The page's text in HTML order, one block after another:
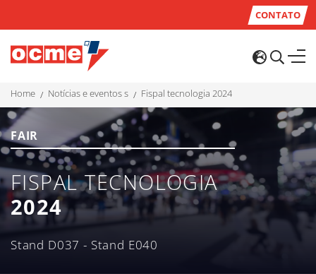
CONTATO
home notícias e eventos s fispal tecnologia 2024
FAIR
FISPAL TECNOLOGIA
2024
Stand D037 - Stand E040